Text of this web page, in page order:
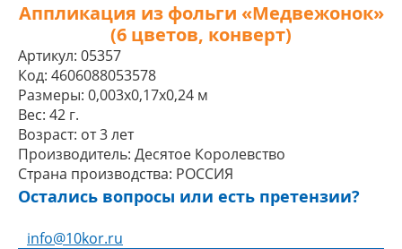
Аппликация из фольги «Медвежонок»
(6 цветов, конверт)
Артикул: 05357
Код: 4606088053578
Размеры: 0,003x0,17x0,24 м
Вес: 42 г.
Возраст: от 3 лет
Производитель: Десятое Королевство
Страна производства: РОССИЯ
Остались вопросы или есть претензии?
info@10kor.ru